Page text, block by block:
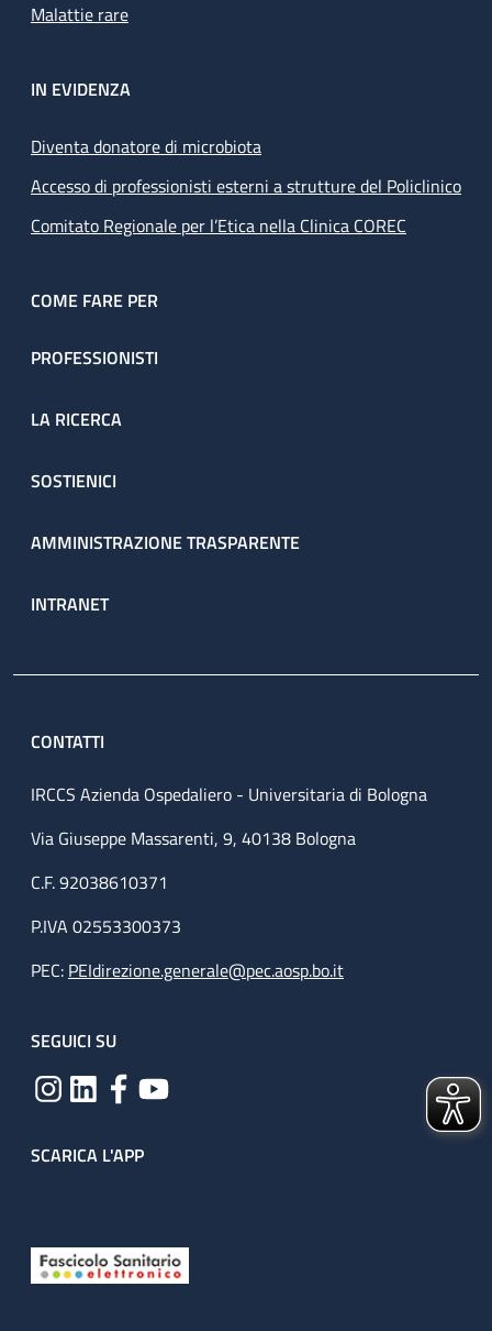
Malattie rare
IN EVIDENZA
Diventa donatore di microbiota
Accesso di professionisti esterni a strutture del Policlinico
Comitato Regionale per l’Etica nella Clinica COREC
COME FARE PER
PROFESSIONISTI
LA RICERCA
SOSTIENICI
AMMINISTRAZIONE TRASPARENTE
INTRANET
CONTATTI
IRCCS Azienda Ospedaliero - Universitaria di Bologna
Via Giuseppe Massarenti, 9, 40138 Bologna
C.F. 92038610371
P.IVA 02553300373
PEC: PEIdirezione.generale@pec.aosp.bo.it
SEGUICI SU
SCARICA L'APP